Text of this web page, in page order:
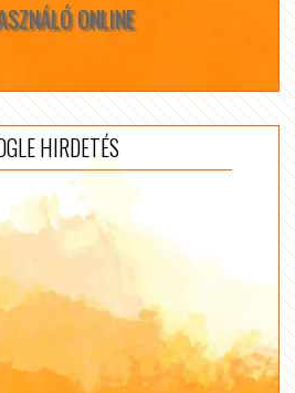
ONLINE
HIRDETÉS